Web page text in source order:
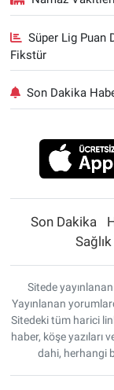
Süper Lig Puan
Fikstür
Son Dakika
Son Dakika
Sağlık
Sitede
Yayınlanan
Sitedeki tüm harici
haber, köşe yazıları
dahi, herhangi